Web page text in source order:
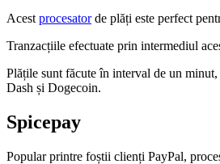
Acest procesatorde plăți este perfect
Tranzacțiile efectuate prin intermediul
Plățile sunt făcute în interval de un
Dash și Dogecoin.
Spicepay
Popular printre foștii clienți PayPal,